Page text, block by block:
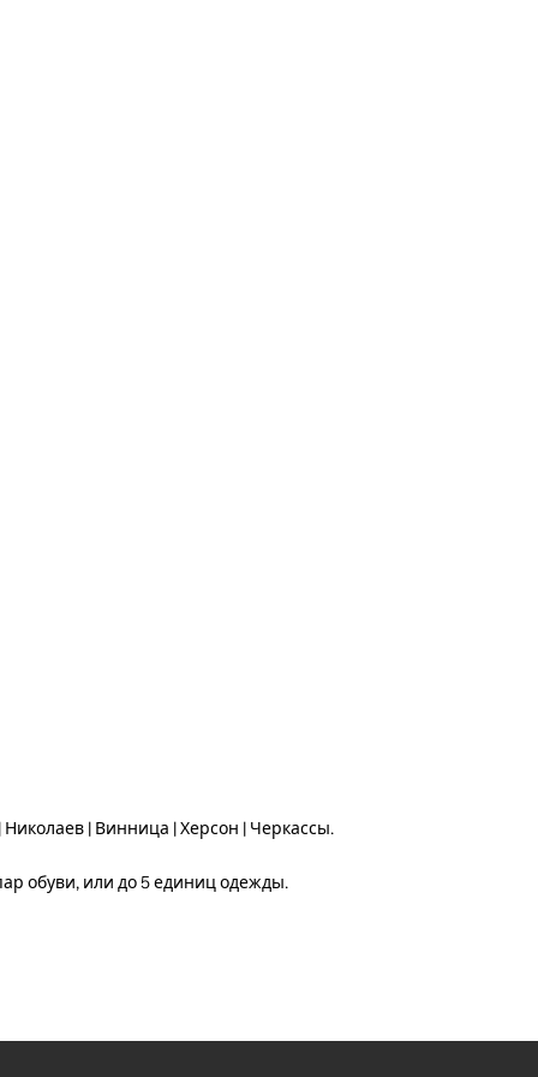
| Винница | Херсон | Черкассы.
обуви, или до 5 единиц одежды.